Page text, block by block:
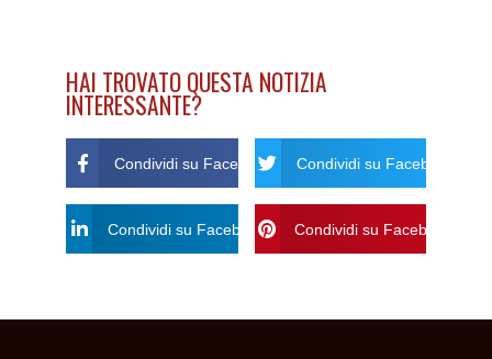
HAI TROVATO QUESTA NOTIZIA
INTERESSANTE?
Condividi su Facebook Condividi su Facebook
Condividi su Facebook LinkdinCondividi su Facebook